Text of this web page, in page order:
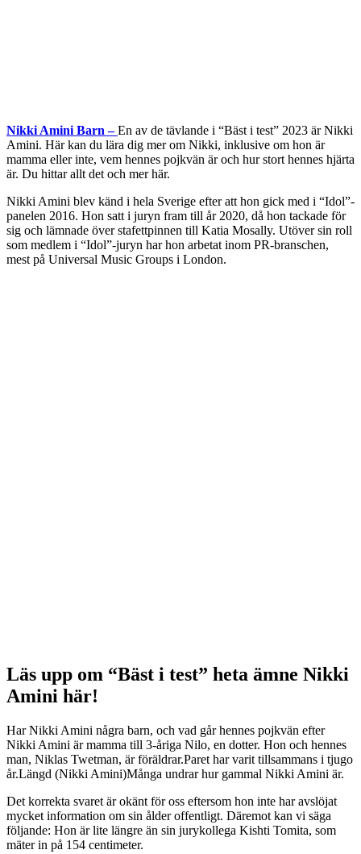
Nikki Amini Barn –En av de tävlande i “Bäst i test” 2023 är Nikki
Amini. Här kan du lära dig mer om Nikki, inklusive om hon är
mamma eller inte, vem hennes pojkvän är och hur stort hennes hjärta
är. Du hittar allt det och mer här.
Nikki Amini blev känd i hela Sverige efter att hon gick med i “Idol”-
panelen 2016. Hon satt i juryn fram till år 2020, då hon tackade för
sig och lämnade över stafettpinnen till Katia Mosally. Utöver sin roll
som medlem i “Idol”-juryn har hon arbetat inom PR-branschen,
mest på Universal Music Groups i London.
Läs upp om “Bäst i test” heta ämne Nikki
Amini här!
Har Nikki Amini några barn, och vad går hennes pojkvän efter
Nikki Amini är mamma till 3-åriga Nilo, en dotter. Hon och hennes
man, Niklas Twetman, är föräldrar.Paret har varit tillsammans i tjugo
år.Längd (Nikki Amini)Många undrar hur gammal Nikki Amini är.
Det korrekta svaret är okänt för oss eftersom hon inte har avslöjat
mycket information om sin ålder offentligt. Däremot kan vi säga
följande: Hon är lite längre än sin jurykollega Kishti Tomita, som
mäter in på 154 centimeter.